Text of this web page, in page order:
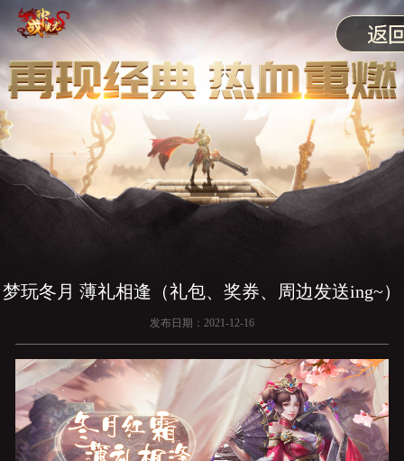
梦玩冬月 薄礼相逢（礼包、奖券、周边发送ing~）
发布日期：2021-12-16